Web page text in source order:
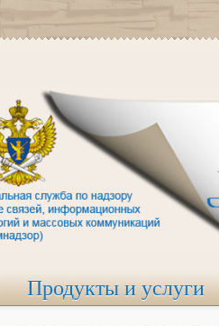
Продукты и услуги